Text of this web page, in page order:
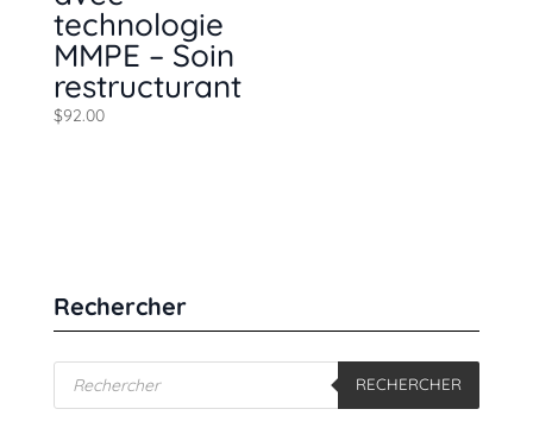
technologie
MMPE – Soin
restructurant
$92.00
Rechercher
Recherche
de
produits
RECHERCHER